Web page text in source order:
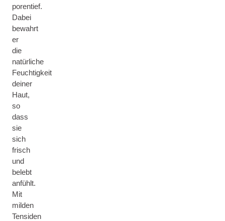
porentief.
Dabei
bewahrt
er
die
natürliche
Feuchtigkeit
deiner
Haut,
so
dass
sie
sich
frisch
und
belebt
anfühlt.
Mit
milden
Tensiden